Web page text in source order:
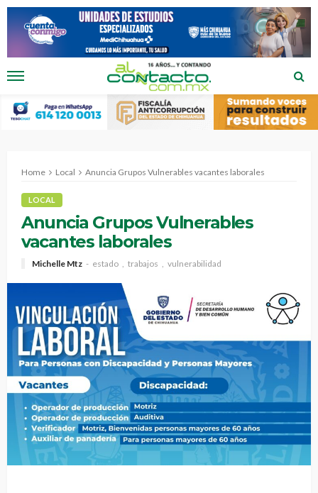
Home Local Anuncia Grupos Vulnerables vacantes laborales
LOCAL
Anuncia Grupos Vulnerables
vacantes laborales
Michelle Mtz estado trabajos vulnerabilidad